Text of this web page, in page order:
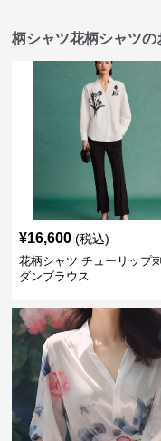
柄シャツ花柄シャツ
¥16,600 (税込)
花柄シャツ チューリップ
ダンブラウス